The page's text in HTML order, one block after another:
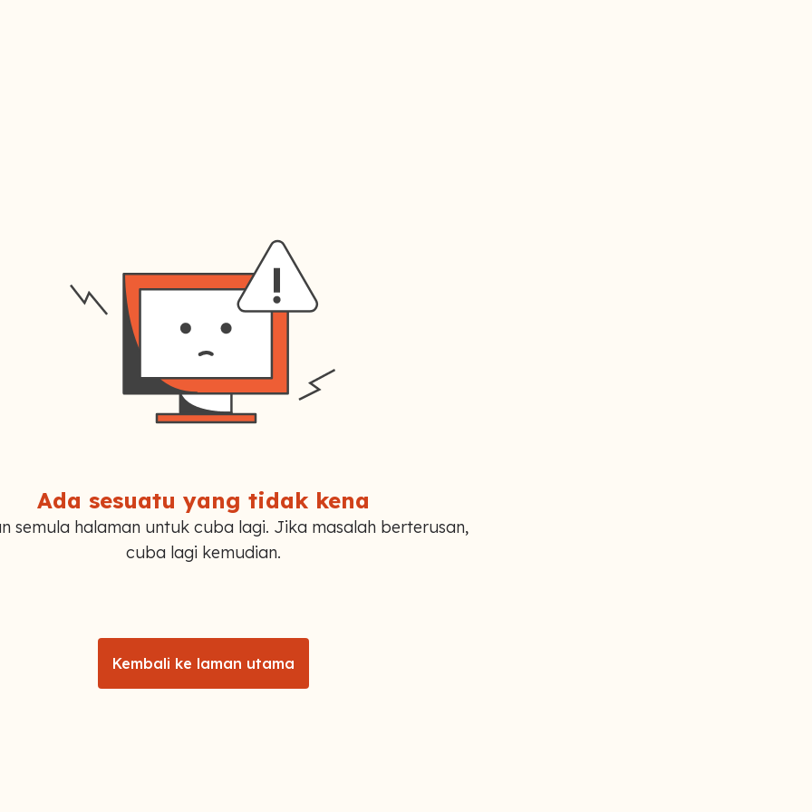
Ada sesuatu yang tidak kena
semula halaman untuk cuba lagi. Jika masalah berterusan,
cuba lagi kemudian.
Kembali ke laman utama